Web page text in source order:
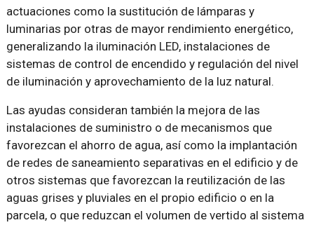
actuaciones como la sustitución de lámparas y
luminarias por otras de mayor rendimiento energético,
generalizando la iluminación LED, instalaciones de
sistemas de control de encendido y regulación del nivel
de iluminación y aprovechamiento de la luz natural.
Las ayudas consideran también la mejora de las
instalaciones de suministro o de mecanismos que
favorezcan el ahorro de agua, así como la implantación
de redes de saneamiento separativas en el edificio y de
otros sistemas que favorezcan la reutilización de las
aguas grises y pluviales en el propio edificio o en la
parcela, o que reduzcan el volumen de vertido al sistema